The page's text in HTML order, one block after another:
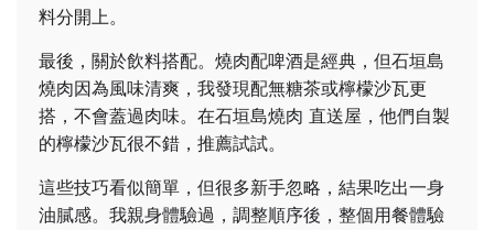
料分開上。
最後，關於飲料搭配。燒肉配啤酒是經典，但石垣島
燒肉因為風味清爽，我發現配無糖茶或檸檬沙瓦更
搭，不會蓋過肉味。在石垣島燒肉 直送屋，他們自製
的檸檬沙瓦很不錯，推薦試試。
這些技巧看似簡單，但很多新手忽略，結果吃出一身
油膩感。我親身體驗過，調整順序後，整個用餐體驗